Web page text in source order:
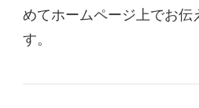
めてホームページ上でお伝
す。